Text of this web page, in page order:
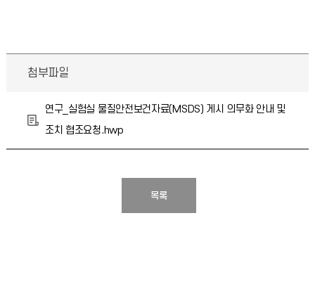
첨부파일
연구_실험실 물질안전보건자료(MSDS) 게시 의무화 안내 및
조치 협조요청.hwp
목록